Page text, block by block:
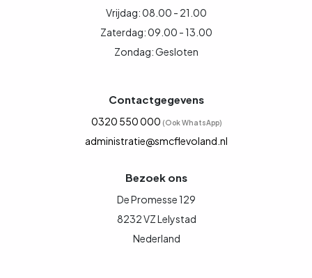
Vrijdag: 08.00 - 21.00
Zaterdag: 09.00 - 13.00
Zondag: Gesloten
Contactgegevens
0320 550 000 (Ook WhatsApp)
administratie@smcflevoland.nl
Bezoek ons
De Promesse 129
8232 VZ Lelystad
Nederland